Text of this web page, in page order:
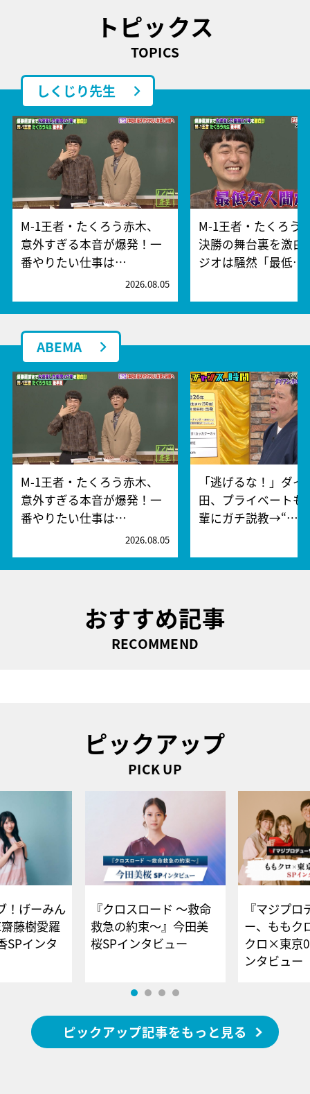
トピックス
TOPICS
しくじり先生
M-1王者・たくろう赤木、
意外すぎる本音が爆発！一
番やりたい仕事は…
2026.08.05
M-1王者・たくろう
決勝の舞台裏を激
ジオは騒然「最低…
ABEMA
M-1王者・たくろう赤木、
意外すぎる本音が爆発！一
番やりたい仕事は…
2026.08.05
「逃げるな！」ダイ
田、プライベートも
輩にガチ説教→“…
おすすめ記事
RECOMMEND
ピックアップ
PICK UP
！げーみん
藤樹愛羅
SPインタ
『クロスロード ～救命
救急の約束～』今田美
桜SPインタビュー
『マジプロ
ー、ももク
クロ×東京
ンタビュー
ピックアップ記事をもっと見る